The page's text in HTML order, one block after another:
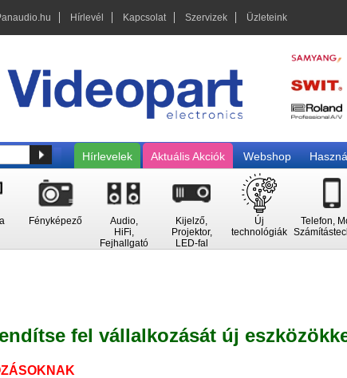
Hírlevél Kapcsolat Szervizek Üzleteink
Hírlevelek
Aktuális Akciók Webshop
Fényképező
Audio,
HiFi,
Fejhallgató
Kijelző,
Projektor,
LED-fal
Új
technológiák
Telefon,
fel vállalkozását új